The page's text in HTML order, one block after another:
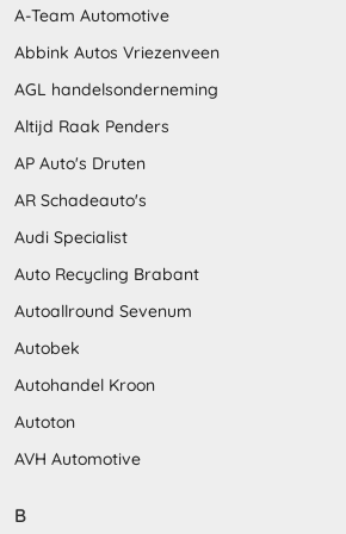
A-Team Automotive
Abbink Autos Vriezenveen
AGL handelsonderneming
Altijd Raak Penders
AP Auto's Druten
AR Schadeauto's
Audi Specialist
Auto Recycling Brabant
Autoallround Sevenum
Autobek
Autohandel Kroon
Autoton
AVH Automotive
B